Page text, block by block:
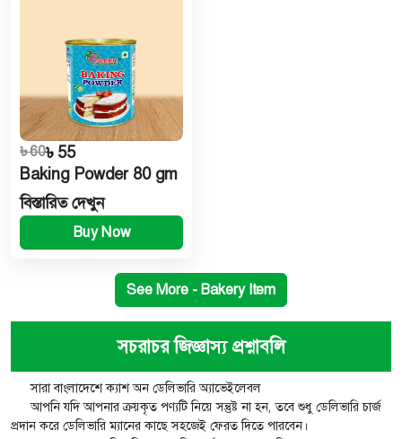
৳ 60৳ 55
Baking Powder 80 gm
বিস্তারিত দেখুন
Buy Now
See More - Bakery Item
সচরাচর জিজ্ঞাস্য প্রশ্নাবলি
সারা বাংলাদেশে ক্যাশ অন ডেলিভারি অ্যাভেইলেবল
আপনি যদি আপনার ক্রয়কৃত পণ্যটি নিয়ে সন্তুষ্ট না হন, তবে শুধু ডেলিভারি চার্জ
প্রদান করে ডেলিভারি ম্যানের কাছে সহজেই ফেরত দিতে পারবেন।